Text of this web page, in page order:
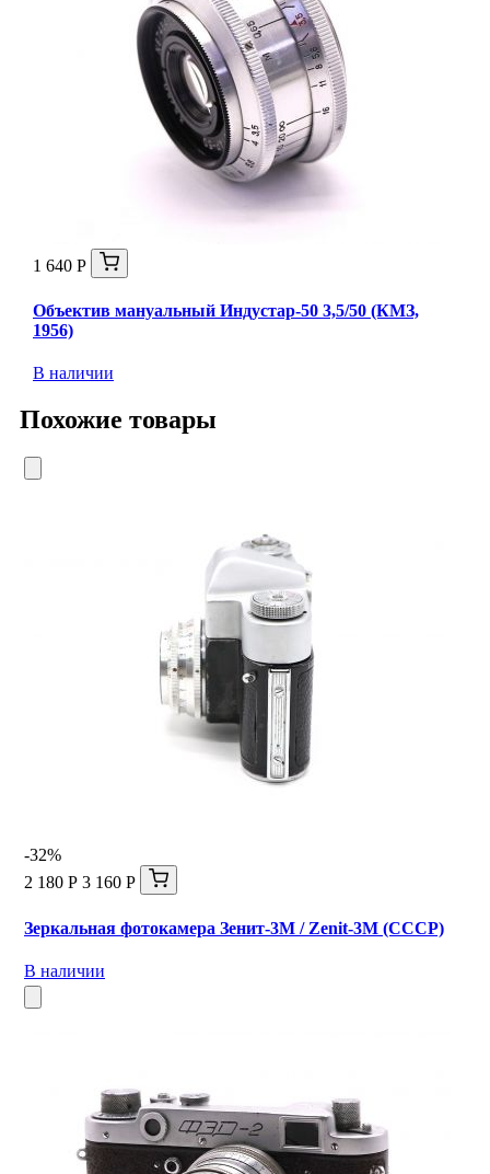
1 640 Р
Объектив мануальный Индустар-50 3,5/50 (КМЗ,
1956)
В наличии
Похожие товары
-32%
2 180 Р 3 160 Р
Зеркальная фотокамера Зенит-3М / Zenit-3M (СССР)
В наличии